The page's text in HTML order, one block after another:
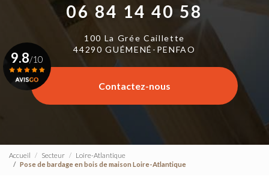
06 84 14 40 58
100 La Grée Caillette
44290 GUÉMENÉ-PENFAO
Contactez-nous
9.8/10
Voir le certificat
Accueil Secteur
Loire-Atlantique
Pose de bardage en bois de maison Loire-Atlantique